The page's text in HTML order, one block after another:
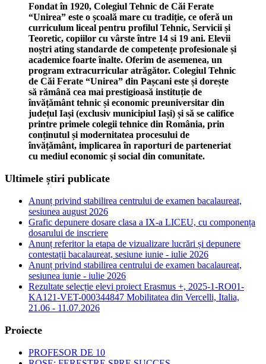
Fondat în 1920, Colegiul Tehnic de Căi Ferate
“Unirea” este o școală mare cu tradiție, ce oferă un
curriculum liceal pentru profilul Tehnic, Servicii și
Teoretic, copiilor cu vârste între 14 si 19 ani. Elevii
noștri ating standarde de competențe profesionale și
academice foarte înalte. Oferim de asemenea, un
program extracurricular atrăgător. Colegiul Tehnic
de Căi Ferate “Unirea” din Pașcani este și dorește
să rămână cea mai prestigioasă instituție de
învățământ tehnic și economic preuniversitar din
județul Iași (exclusiv municipiul Iași) și să se califice
printre primele colegii tehnice din România, prin
conținutul și modernitatea procesului de
învățământ, implicarea în raporturi de parteneriat
cu mediul economic și social din comunitate.
Ultimele știri publicate
Anunț privind stabilirea centrului de examen bacalaureat,
sesiunea august 2026
Grafic depunere dosare clasa a IX-a LICEU, cu componența
dosarului de inscriere
Anunț referitor la etapa de vizualizare lucrări și depunere
contestații bacalaureat, sesiune iunie - iulie 2026
Anunț privind stabilirea centrului de examen bacalaureat,
sesiunea iunie - iulie 2026
Rezultate selecție elevi proiect Erasmus +, 2025-1-RO01-
KA121-VET-000344847 Mobilitatea din Vercelli, Italia,
21.06 - 11.07.2026
Proiecte
PROFESOR DE 10